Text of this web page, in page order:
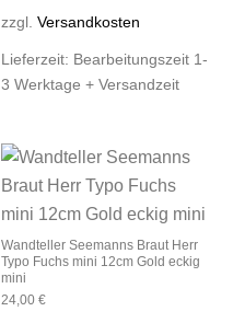
zzgl. Versandkosten
Lieferzeit: Bearbeitungszeit 1-
3 Werktage + Versandzeit
Wandteller Seemanns Braut Herr
Typo Fuchs mini 12cm Gold eckig
mini
24,00 €